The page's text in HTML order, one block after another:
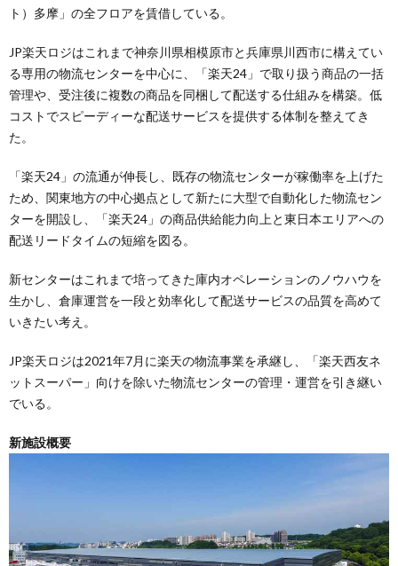
ト）多摩」の全フロアを賃借している。
JP楽天ロジはこれまで神奈川県相模原市と兵庫県川西市に構えてい
る専用の物流センターを中心に、「楽天24」で取り扱う商品の一括
管理や、受注後に複数の商品を同梱して配送する仕組みを構築。低
コストでスピーディーな配送サービスを提供する体制を整えてき
た。
「楽天24」の流通が伸長し、既存の物流センターが稼働率を上げた
ため、関東地方の中心拠点として新たに大型で自動化した物流セン
ターを開設し、「楽天24」の商品供給能力向上と東日本エリアへの
配送リードタイムの短縮を図る。
新センターはこれまで培ってきた庫内オペレーションのノウハウを
生かし、倉庫運営を一段と効率化して配送サービスの品質を高めて
いきたい考え。
JP楽天ロジは2021年7月に楽天の物流事業を承継し、「楽天西友ネ
ットスーパー」向けを除いた物流センターの管理・運営を引き継い
でいる。
新施設概要